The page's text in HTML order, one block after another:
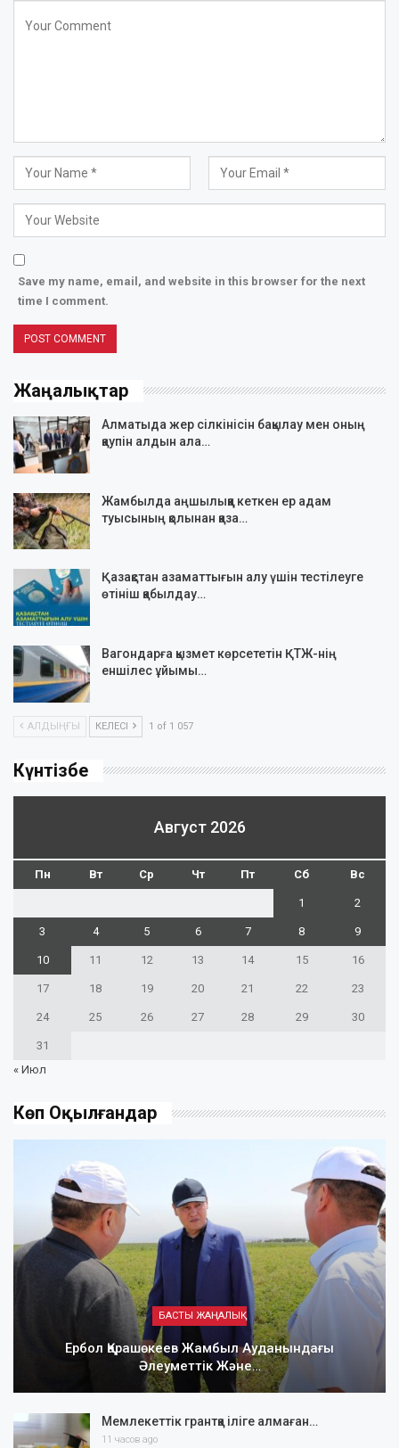
Save my name, email, and website in this browser for the next
time I comment.
Жаңалықтар
Алматыда жер сілкінісін бақылау мен оның
қаупін алдын ала…
Жамбылда аңшылыққа кеткен ер адам
туысының қолынан қаза…
Қазақстан азаматтығын алу үшін тестілеуге
өтініш қабылдау…
Вагондарға қызмет көрсететін ҚТЖ-нің
еншілес ұйымы…
АЛДЫҢҒЫ КЕЛЕСІ 1 of 1 057
Күнтізбе
Август 2026
Пн Вт Ср Чт Пт Сб Вс
1 2
3 4 5 6 7 8 9
10 11 12 13 14 15 16
17 18 19 20 21 22 23
24 25 26 27 28 29 30
31
« Июл
Көп Оқылғандар
БАСТЫ ЖАҢАЛЫҚ
Ербол Қарашөкеев Жамбыл Ауданындағы
Әлеуметтік Және…
Мемлекеттік грантқа іліге алмаған…
11 часов ago